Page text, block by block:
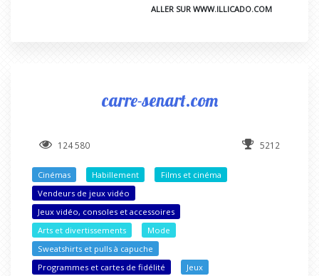
ALLER SUR WWW.ILLICADO.COM
carre-senart.com
124 580 5212
Cinémas Habillement
Films et cinéma
Vendeurs de jeux vidéo
Jeux vidéo, consoles et accessoires
Arts et divertissements
Mode
Sweatshirts et pulls à capuche
Programmes et cartes de fidélité
Jeux